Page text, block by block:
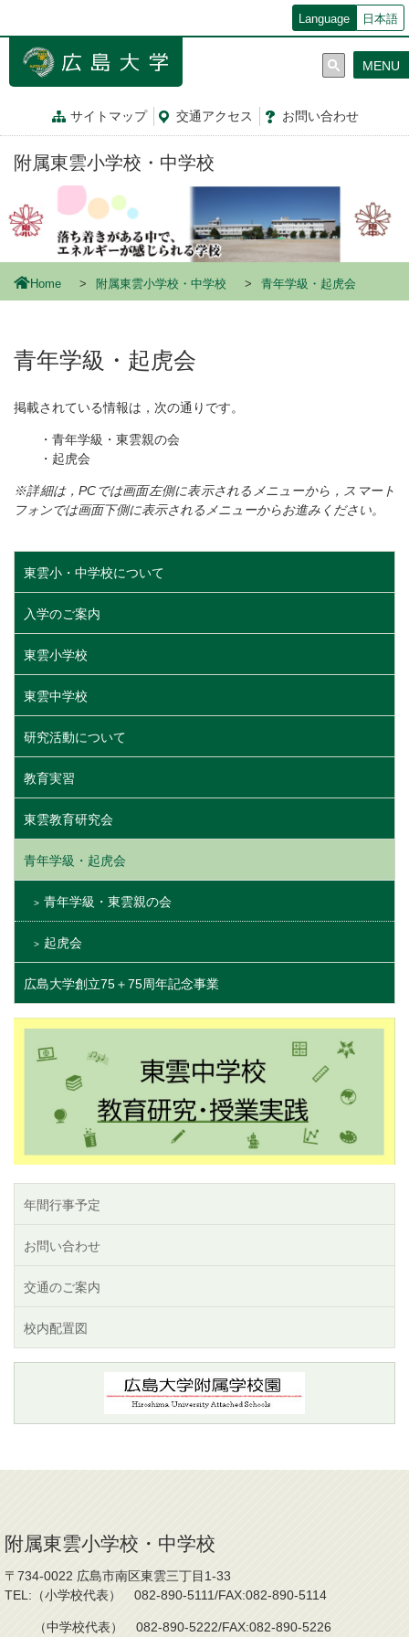
ン
Language 日本語
サイトマップ 交通アクセス お問い合わせ
MENU
附属東雲小学校・中学校
Home 附属東雲小学校・中学校 青年学級・起虎会
青年学級・起虎会
掲載されている情報は，次の通りです。
・青年学級・東雲親の会
・起虎会
※詳細は，PCでは画面左側に表示されるメニューから，スマート
フォンでは画面下側に表示されるメニューからお進みください。
東雲小・中学校について
入学のご案内
東雲小学校
東雲中学校
研究活動について
教育実習
東雲教育研究会
青年学級・起虎会
青年学級・東雲親の会
起虎会
広島大学創立75＋75周年記念事業
年間行事予定
お問い合わせ
交通のご案内
校内配置図
附属東雲小学校・中学校
〒734-0022 広島市南区東雲三丁目1-33
TEL:（小学校代表） 082-890-5111/FAX:082-890-5114
（中学校代表） 082-890-5222/FAX:082-890-5226